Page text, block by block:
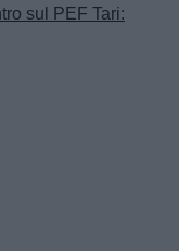
sul PEF Tari: